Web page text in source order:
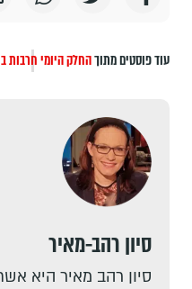
עוד פוסטים מתוךהחלק היומיחרבות
סיון רהב-מאיר
סיון רהב מאיר היא